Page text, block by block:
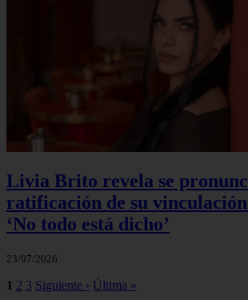
Livia Brito revela se
ratificación de su
‘No todo está dicho’
23/07/2026
1 2 3 Siguiente › Última »